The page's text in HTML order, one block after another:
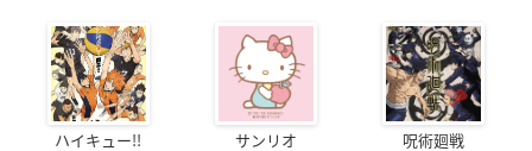
ハイキュー!! サンリオ 呪術廻戦